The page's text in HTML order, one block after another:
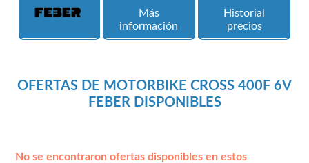
Más
información
Historial
precios
OFERTAS DE MOTORBIKE CROSS 400F 6V
FEBER DISPONIBLES
No se encontraron ofertas disponibles en estos